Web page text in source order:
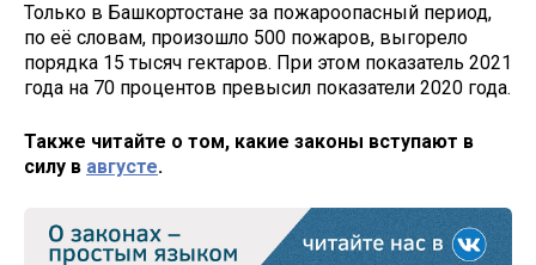
Только в Башкортостане за пожароопасный период,
по её словам, произошло 500 пожаров, выгорело
порядка 15 тысяч гектаров. При этом показатель 2021
года на 70 процентов превысил показатели 2020 года.
Также читайте о том, какие законы вступают в
силу в августе.